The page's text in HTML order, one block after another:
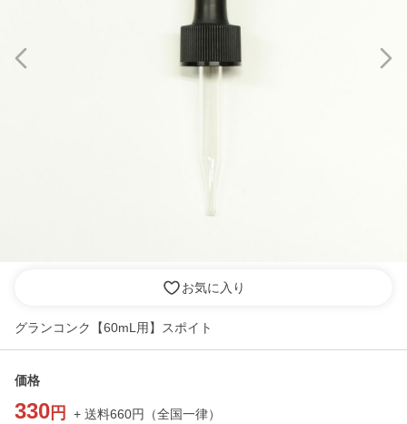
お気に入り
グランコンク【60mL用】スポイト
価格
330 円 + 送料660円 （全国一律）